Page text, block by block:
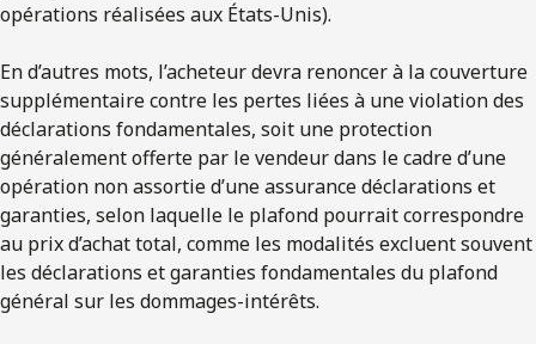
opérations réalisées aux États-Unis).
En d’autres mots, l’acheteur devra renoncer à la couverture
supplémentaire contre les pertes liées à une violation des
déclarations fondamentales, soit une protection
généralement offerte par le vendeur dans le cadre d’une
opération non assortie d’une assurance déclarations et
garanties, selon laquelle le plafond pourrait correspondre
au prix d’achat total, comme les modalités excluent souvent
les déclarations et garanties fondamentales du plafond
général sur les dommages-intérêts.